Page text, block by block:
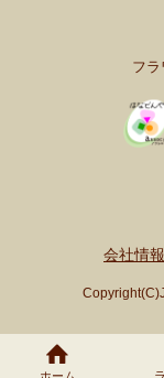
フ
会社情報